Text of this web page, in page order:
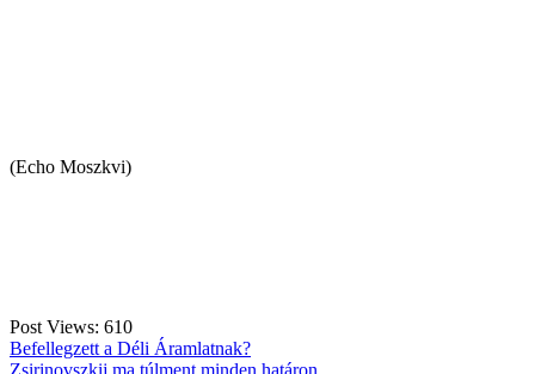
(Echo Moszkvi)
Post Views: 610
Bejegyzés
Befellegzett a Déli Áramlatnak?